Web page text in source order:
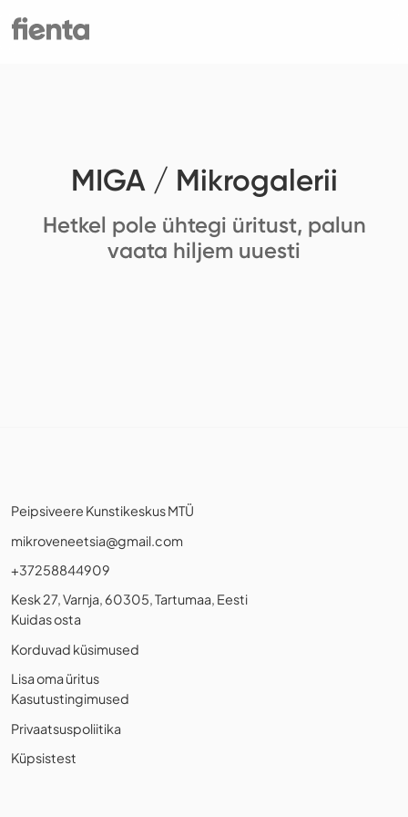
MIGA / Mikrogalerii
Hetkel pole ühtegi üritust, palun
vaata hiljem uuesti
Peipsiveere Kunstikeskus MTÜ
mikroveneetsia@gmail.com
+37258844909
Kesk 27, Varnja, 60305, Tartumaa, Eesti
Kuidas osta
Korduvad küsimused
Lisa oma üritus
Kasutustingimused
Privaatsuspoliitika
Küpsistest